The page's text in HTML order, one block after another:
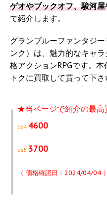
ゲオやブックオフ、駿河屋
て紹介します。
グランブルーファンタジ
ンク）は、魅力的なキャ
格アクションRPGです。
トクに買取して貰って下さ
★当ページで紹介の最高
ps4 4600
ps5 3700
（ 価格確認日：2024/04/04 ）